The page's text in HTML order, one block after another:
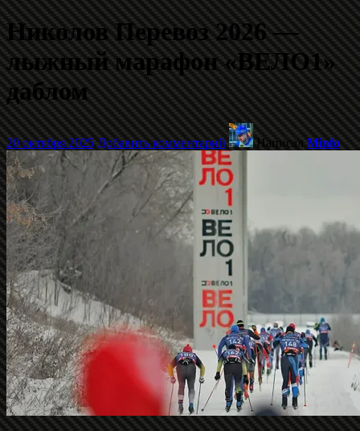
Николов Перевоз 2026 —
лыжный марафон «ВЕЛО1»
даблом
20 октября 2025 Добавить комментарий НаписалMinfo